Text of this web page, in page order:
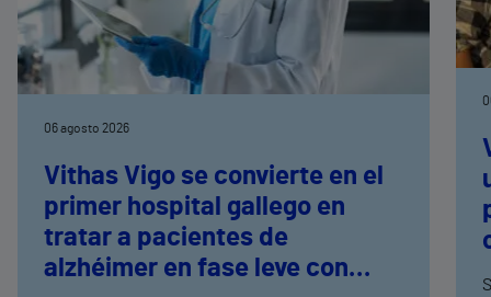
06 agosto 2026
Vithas Vigo se convierte en el
primer hospital gallego en
tratar a pacientes de
alzhéimer en fase leve con